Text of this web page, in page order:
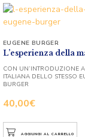
L’esperienza della
40,00€
EUGENE BURGER
CON UN’INTRODUZIONE
ITALIANA DELLO STESSO
BURGER
AGGIUNGI AL CARRELLO